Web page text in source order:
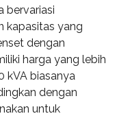
bervariasi
kapasitas yang
dengan
harga yang lebih
kVA biasanya
dengan
untuk